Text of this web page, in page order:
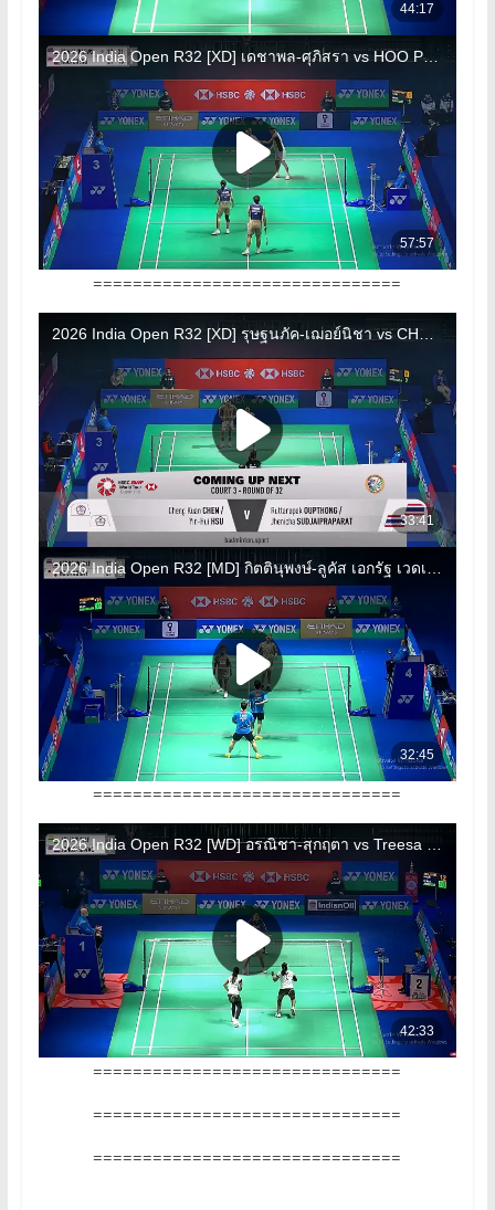
===============================
===============================
===============================
===============================
===============================